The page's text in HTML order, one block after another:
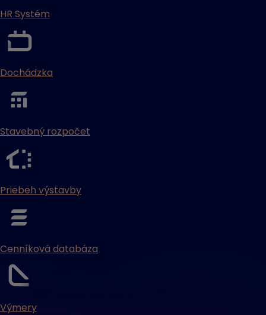
HR Systém
Dochádzka
Stavebný rozpočet
Priebeh výstavby
Cenníková databáza
Výmery